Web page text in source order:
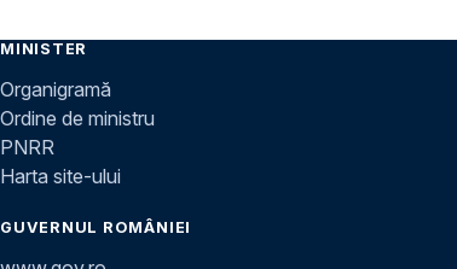
MINISTER
Organigramă
Ordine de ministru
PNRR
Harta site-ului
GUVERNUL ROMÂNIEI